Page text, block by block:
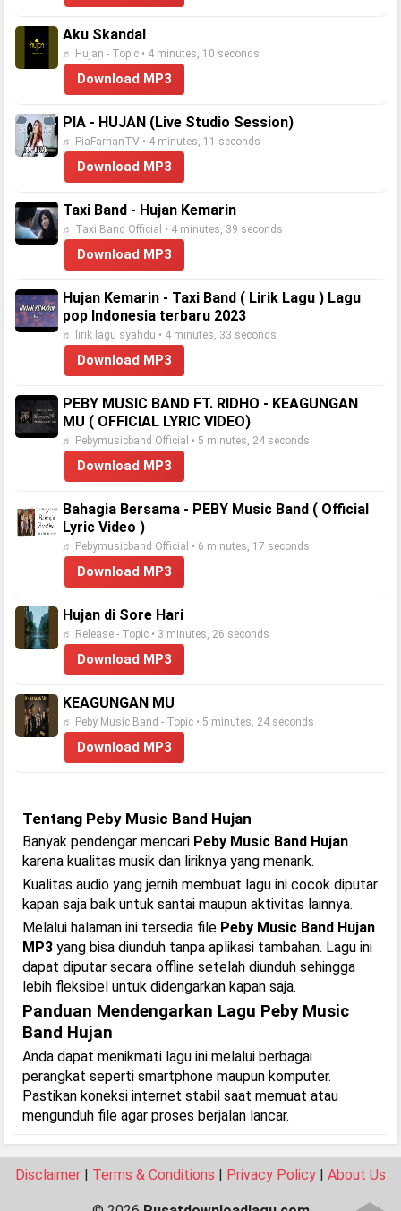
Aku Skandal
♬ Hujan - Topic • 4 minutes, 10 seconds
Download MP3
PIA - HUJAN (Live Studio Session)
♬ PiaFarhanTV • 4 minutes, 11 seconds
Download MP3
Taxi Band - Hujan Kemarin
♬ Taxi Band Official • 4 minutes, 39 seconds
Download MP3
Hujan Kemarin - Taxi Band ( Lirik Lagu ) Lagu
pop Indonesia terbaru 2023
♬ lirik lagu syahdu • 4 minutes, 33 seconds
Download MP3
PEBY MUSIC BAND FT. RIDHO - KEAGUNGAN
MU ( OFFICIAL LYRIC VIDEO)
♬ Pebymusicband Official • 5 minutes, 24 seconds
Download MP3
Bahagia Bersama - PEBY Music Band ( Official
Lyric Video )
♬ Pebymusicband Official • 6 minutes, 17 seconds
Download MP3
Hujan di Sore Hari
♬ Release - Topic • 3 minutes, 26 seconds
Download MP3
KEAGUNGAN MU
♬ Peby Music Band - Topic • 5 minutes, 24 seconds
Download MP3
Tentang Peby Music Band Hujan
Banyak pendengar mencari Peby Music Band Hujan
karena kualitas musik dan liriknya yang menarik.
Kualitas audio yang jernih membuat lagu ini cocok diputar
kapan saja baik untuk santai maupun aktivitas lainnya.
Melalui halaman ini tersedia file Peby Music Band Hujan
MP3 yang bisa diunduh tanpa aplikasi tambahan. Lagu ini
dapat diputar secara offline setelah diunduh sehingga
lebih fleksibel untuk didengarkan kapan saja.
Panduan Mendengarkan Lagu Peby Music
Band Hujan
Anda dapat menikmati lagu ini melalui berbagai
perangkat seperti smartphone maupun komputer.
Pastikan koneksi internet stabil saat memuat atau
mengunduh file agar proses berjalan lancar.
Disclaimer | Terms & Conditions | Privacy Policy | About Us